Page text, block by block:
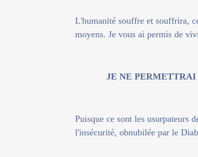
L'humanité souffre et souffrira,
moyens. Je vous ai permis de
JE NE
Puisque ce sont les usurpateurs
l'insécurité, obnubilée par le